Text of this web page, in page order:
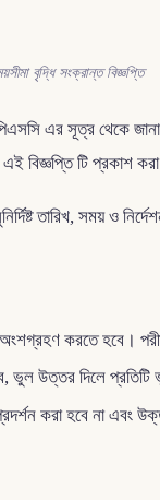
বৃদ্ধি সংক্রান্ত বিজ্ঞপ্তি
এর সূত্র থেকে
বিজ্ঞপ্তি টি প্রকাশ
তারিখ, সময় ও
করতে হবে।
ভুল উত্তর দিলে
করা হবে না এবং